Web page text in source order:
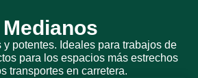
y potentes. Ideales para trabajos de
para los espacios más estrechos
transportes en carretera.